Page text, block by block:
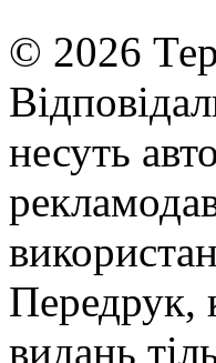
© 2026
несуть
Передрук,
видань